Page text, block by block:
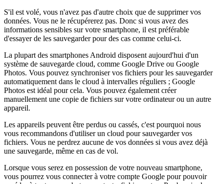
S'il est volé, vous n'avez pas d'autre choix que de supprimer vos
données. Vous ne le récupérerez pas. Donc si vous avez des
informations sensibles sur votre smartphone, il est préférable
d'essayer de les sauvegarder pour des cas comme celui-ci.
La plupart des smartphones Android disposent aujourd'hui d'un
système de sauvegarde cloud, comme Google Drive ou Google
Photos. Vous pouvez synchroniser vos fichiers pour les sauvegarder
automatiquement dans le cloud à intervalles réguliers ; Google
Photos est idéal pour cela. Vous pouvez également créer
manuellement une copie de fichiers sur votre ordinateur ou un autre
appareil.
Les appareils peuvent être perdus ou cassés, c'est pourquoi nous
vous recommandons d'utiliser un cloud pour sauvegarder vos
fichiers. Vous ne perdrez aucune de vos données si vous avez déjà
une sauvegarde, même en cas de vol.
Lorsque vous serez en possession de votre nouveau smartphone,
vous pourrez vous connecter à votre compte Google pour pouvoir